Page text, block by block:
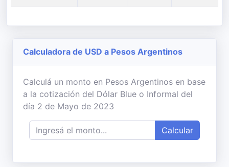
Calculadora de USD a Pesos Argentinos
Calculá un monto en Pesos Argentinos en base
a la cotización del Dólar Blue o Informal del
día 2 de Mayo de 2023
Calcular